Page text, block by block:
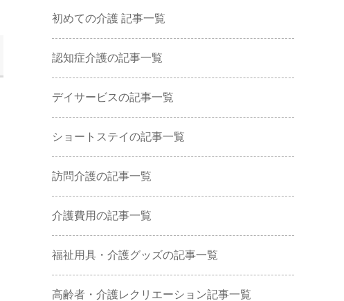
初めての介護 記事一覧
認知症介護の記事一覧
デイサービスの記事一覧
ショートステイの記事一覧
訪問介護の記事一覧
介護費用の記事一覧
福祉用具・介護グッズの記事一覧
高齢者・介護レクリエーション記事一覧